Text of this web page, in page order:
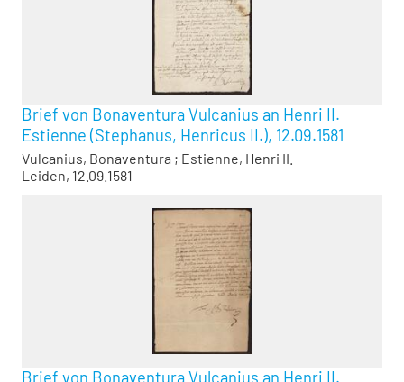
Brief von Bonaventura Vulcanius an Henri II.
Estienne (Stephanus, Henricus II.), 12.09.1581
Vulcanius, Bonaventura ; Estienne, Henri II.
Leiden, 12.09.1581
Brief von Bonaventura Vulcanius an Henri II.